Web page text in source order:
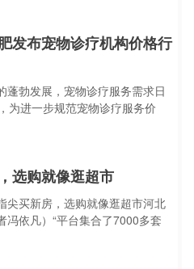
发布宠物诊疗机构价格行
蓬勃发展，宠物诊疗服务需求日
为进一步规范宠物诊疗服务价
选购就像逛超市
尖买新房，选购就像逛超市河北
冯依凡）“平台集合了7000多套